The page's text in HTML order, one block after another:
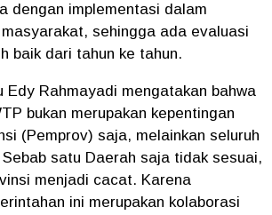
dengan implementasi dalam
sehingga ada evaluasi
baik dari tahun ke tahun.
Edy Rahmayadi mengatakan bahwa
bukan merupakan kepentingan
(Pemprov) saja, melainkan seluruh
satu Daerah saja tidak sesuai,
menjadi cacat. Karena
ini merupakan kolaborasi